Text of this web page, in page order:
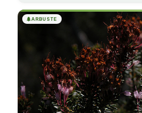
🌲ARBUSTE